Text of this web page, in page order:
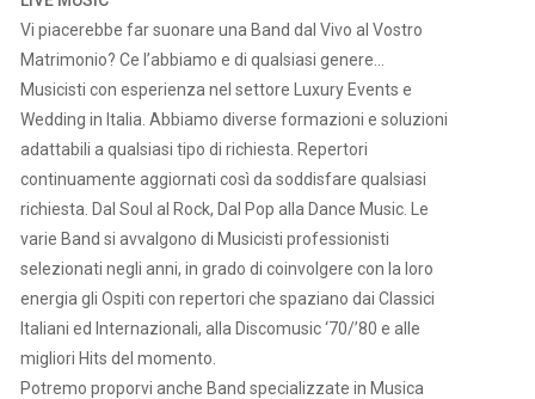
Vi piacerebbe far suonare una Band dal Vivo al Vostro
Matrimonio? Ce l’abbiamo e di qualsiasi genere…
Musicisti con esperienza nel settore Luxury Events e
Wedding in Italia. Abbiamo diverse formazioni e soluzioni
adattabili a qualsiasi tipo di richiesta. Repertori
continuamente aggiornati così da soddisfare qualsiasi
richiesta. Dal Soul al Rock, Dal Pop alla Dance Music. Le
varie Band si avvalgono di Musicisti professionisti
selezionati negli anni, in grado di coinvolgere con la loro
energia gli Ospiti con repertori che spaziano dai Classici
Italiani ed Internazionali, alla Discomusic ‘70/’80 e alle
migliori Hits del momento.
Potremo proporvi anche Band specializzate in Musica